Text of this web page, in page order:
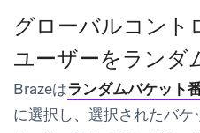
グローバルコント
ユーザーをランダ
Brazeはランダムバケット
に選択し、選択されたバケ